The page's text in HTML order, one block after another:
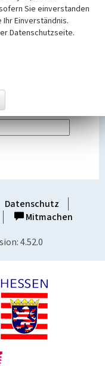
Rechenergebnis aus der
Datenschutz
Mitmachen
4.52.0
Sie einverstanden
Einverständnis.
Datenschutzseite.